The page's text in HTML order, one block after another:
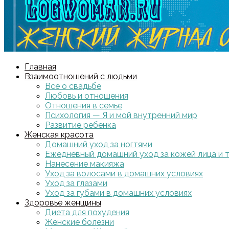
Главная
Взаимоотношений с людьми
Все о свадьбе
Любовь и отношения
Отношения в семье
Психология — Я и мой внутренний мир
Развитие ребенка
Женская красота
Домашний уход за ногтями
Ежедневный домашний уход за кожей лица и
Нанесение макияжа
Уход за волосами в домашних условиях
Уход за глазами
Уход за губами в домашних условиях
Здоровье женщины
Диета для похудения
Женские болезни